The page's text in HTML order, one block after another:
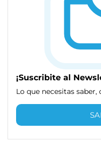
¡Suscribite al
Lo que necesitas